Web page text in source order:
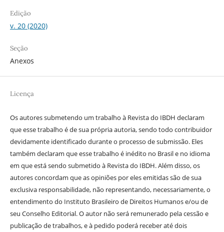
Edição
v. 20 (2020)
Seção
Anexos
Licença
Os autores submetendo um trabalho à Revista do IBDH declaram
que esse trabalho é de sua própria autoria, sendo todo contribuidor
devidamente identificado durante o processo de submissão. Eles
também declaram que esse trabalho é inédito no Brasil e no idioma
em que está sendo submetido à Revista do IBDH. Além disso, os
autores concordam que as opiniões por eles emitidas são de sua
exclusiva responsabilidade, não representando, necessariamente, o
entendimento do Instituto Brasileiro de Direitos Humanos e/ou de
seu Conselho Editorial. O autor não será remunerado pela cessão e
publicação de trabalhos, e à pedido poderá receber até dois